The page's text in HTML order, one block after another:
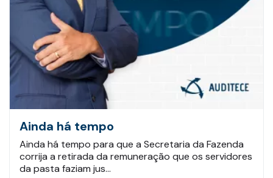
Ainda há tempo
Ainda há tempo para que a Secretaria da Fazenda
corrija a retirada da remuneração que os servidores
da pasta faziam jus…